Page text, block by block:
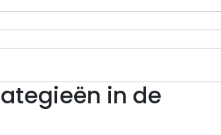
in de